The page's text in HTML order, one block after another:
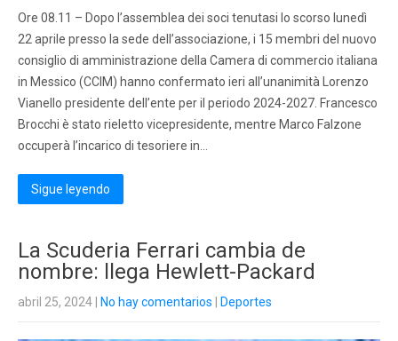
Ore 08.11 – Dopo l’assemblea dei soci tenutasi lo scorso lunedì
22 aprile presso la sede dell’associazione, i 15 membri del nuovo
consiglio di amministrazione della Camera di commercio italiana
in Messico (CCIM) hanno confermato ieri all’unanimità Lorenzo
Vianello presidente dell’ente per il periodo 2024-2027. Francesco
Brocchi è stato rieletto vicepresidente, mentre Marco Falzone
occuperà l’incarico di tesoriere in…
Sigue leyendo
La Scuderia Ferrari cambia de
nombre: llega Hewlett-Packard
abril 25, 2024 No hay comentarios Deportes